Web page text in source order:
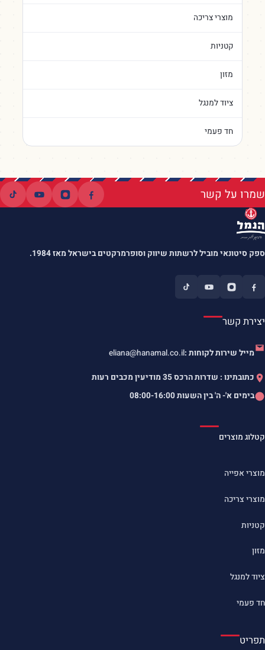
מוצרי צריכה
קטניות
מזון
ציוד למנגל
חד פעמי
שמרו על קשר
ספק סיטונאי מוביל לרשתות שיווק וסופרמרקטים בישראל מאז 1984.
יצירת קשר
מייל שירות לקוחות :eliana@hanamal.co.il
כתובתינו : שדרות הרכס 35 מודיעין מכבים רעות
בימים א'- ה' בין השעות08:00-16:00
קטלוג מוצרים
מוצרי אפייה
מוצרי צריכה
קטניות
מזון
ציוד למנגל
חד פעמי
תפריט